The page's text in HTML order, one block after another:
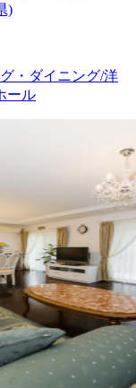
)
・ダイニング/洋
ール